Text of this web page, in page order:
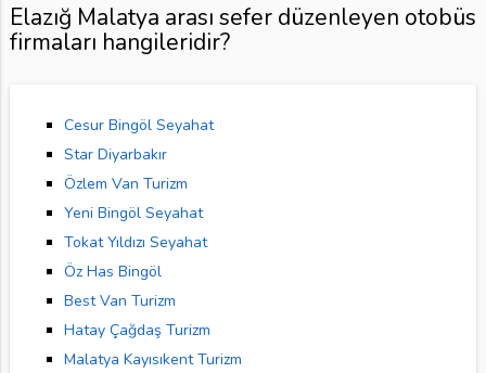
Elazığ Malatya arası sefer düzenleyen otobüs
firmaları hangileridir?
Cesur Bingöl Seyahat
Star Diyarbakır
Özlem Van Turizm
Yeni Bingöl Seyahat
Tokat Yıldızı Seyahat
Öz Has Bingöl
Best Van Turizm
Hatay Çağdaş Turizm
Malatya Kayısıkent Turizm